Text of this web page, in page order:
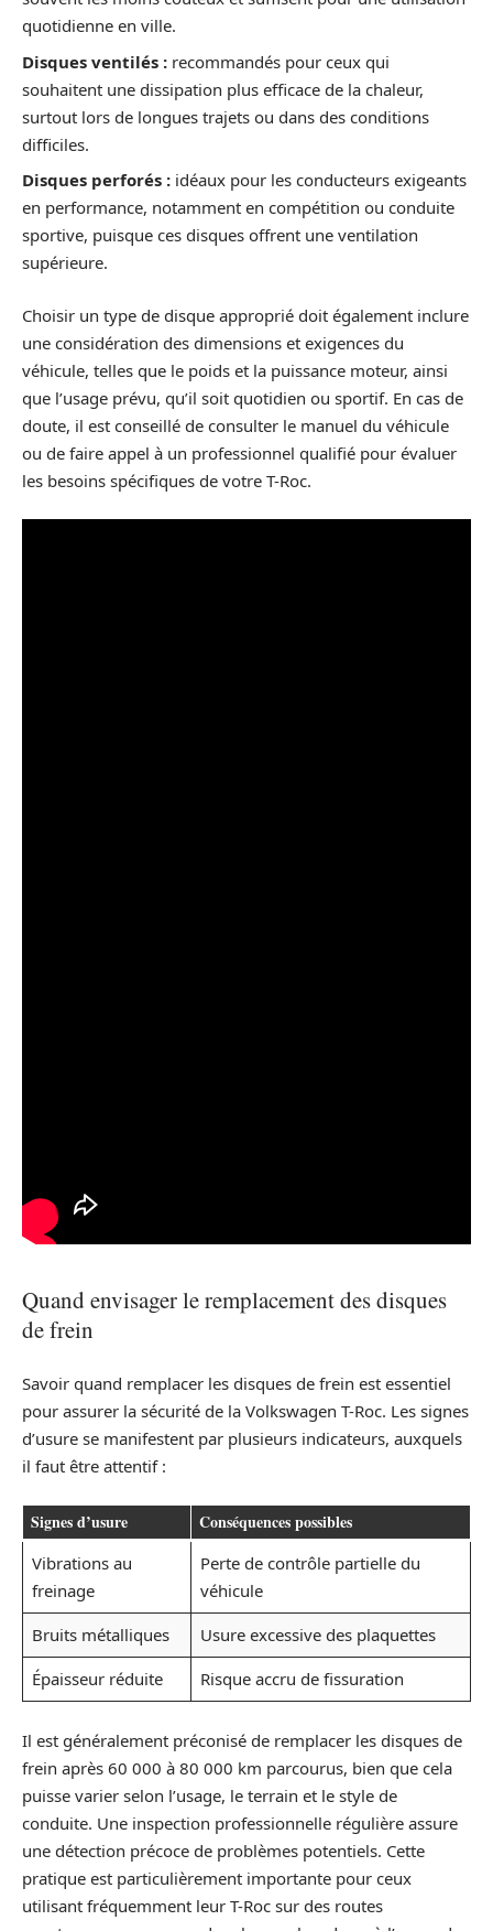
quotidienne en ville.
Disques ventilés : recommandés pour ceux qui
souhaitent une dissipation plus efficace de la chaleur,
surtout lors de longues trajets ou dans des conditions
difficiles.
Disques perforés : idéaux pour les conducteurs exigeants
en performance, notamment en compétition ou conduite
sportive, puisque ces disques offrent une ventilation
supérieure.
Choisir un type de disque approprié doit également inclure
une considération des dimensions et exigences du
véhicule, telles que le poids et la puissance moteur, ainsi
que l’usage prévu, qu’il soit quotidien ou sportif. En cas de
doute, il est conseillé de consulter le manuel du véhicule
ou de faire appel à un professionnel qualifié pour évaluer
les besoins spécifiques de votre T-Roc.
Quand envisager le remplacement des disques
de frein
Savoir quand remplacer les disques de frein est essentiel
pour assurer la sécurité de la Volkswagen T-Roc. Les signes
d’usure se manifestent par plusieurs indicateurs, auxquels
il faut être attentif :
Signes d’usure Conséquences possibles
Vibrations au
freinage
Perte de contrôle partielle du
véhicule
Bruits métalliques
Usure excessive des plaquettes
Épaisseur réduite
Risque accru de fissuration
Il est généralement préconisé de remplacer les disques de
frein après 60 000 à 80 000 km parcourus, bien que cela
puisse varier selon l’usage, le terrain et le style de
conduite. Une inspection professionnelle régulière assure
une détection précoce de problèmes potentiels. Cette
pratique est particulièrement importante pour ceux
utilisant fréquemment leur T-Roc sur des routes